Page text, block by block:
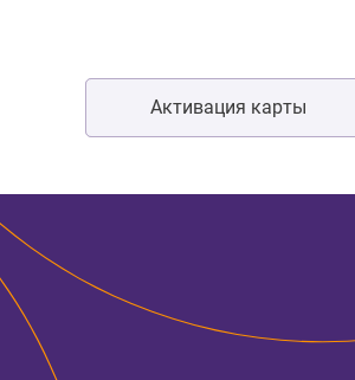
Активация карты